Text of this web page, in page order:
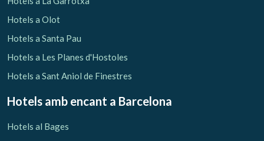
Hotels a Olot
Hotels a Santa Pau
Hotels a Les Planes d'Hostoles
Hotels a Sant Aniol de Finestres
Hotels amb encant a Barcelona
Hotels al Bages